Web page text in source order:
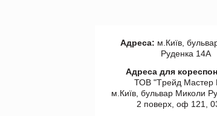
Адреса: м.Київ,
Руденка 14А
Адреса для
ТОВ "Tрейд Мастер
м.Київ, бульвар Миколи
2 поверх, оф 121,